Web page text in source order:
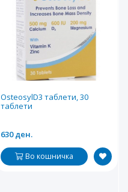
OsteosylD3 таблети, 30
таблети
630 ден.
Во кошничка